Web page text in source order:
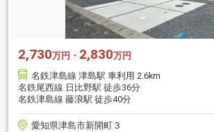
2,730万円・ 2,830万円
名鉄津島線 津島駅 車利用 2.6km
名鉄尾西線 日比野駅 徒歩36分
名鉄津島線 藤浪駅 徒歩40分
愛知県津島市新開町３